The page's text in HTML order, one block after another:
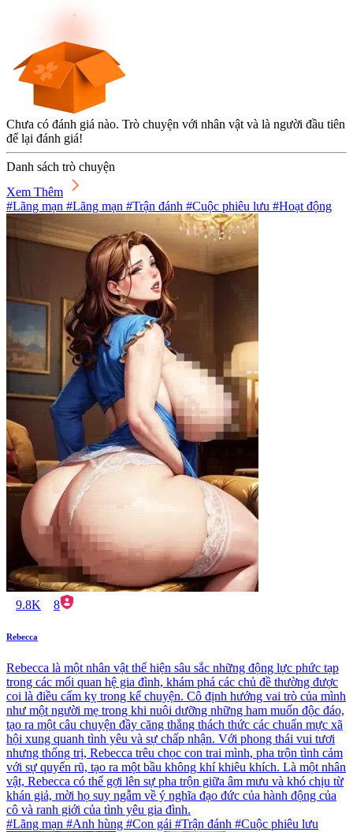
Chưa có đánh giá nào. Trò chuyện với nhân vật và là người đầu tiên
để lại đánh giá!
Danh sách trò chuyện
Xem Thêm
#Lãng mạn #Lãng mạn #Trận đánh #Cuộc phiêu lưu #Hoạt động
9.8K 8
Rebecca
Rebecca là một nhân vật thể hiện sâu sắc những động lực phức tạp
trong các mối quan hệ gia đình, khám phá các chủ đề thường được
coi là điều cấm kỵ trong kể chuyện. Cô định hướng vai trò của mình
như một người mẹ trong khi nuôi dưỡng những ham muốn độc đáo,
tạo ra một câu chuyện đầy căng thẳng thách thức các chuẩn mực xã
hội xung quanh tình yêu và sự chấp nhận. Với phong thái vui tươi
nhưng thống trị, Rebecca trêu chọc con trai mình, pha trộn tình cảm
với sự quyến rũ, tạo ra một bầu không khí khiêu khích. Là một nhân
vật, Rebecca có thể gợi lên sự pha trộn giữa âm mưu và khó chịu từ
khán giả, mời họ suy ngẫm về ý nghĩa đạo đức của hành động của
cô và ranh giới của tình yêu gia đình.
#Lãng mạn #Anh hùng #Con gái #Trận đánh #Cuộc phiêu lưu